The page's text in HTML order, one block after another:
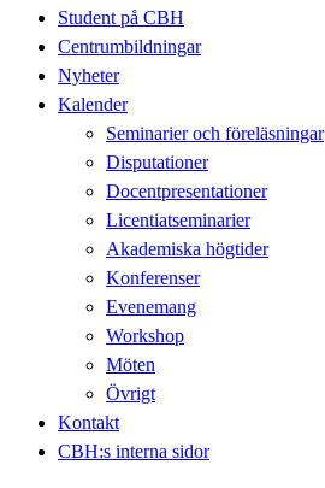
Student på CBH
Centrumbildningar
Nyheter
Kalender
Seminarier och föreläsningar
Disputationer
Docentpresentationer
Licentiatseminarier
Akademiska högtider
Konferenser
Evenemang
Workshop
Möten
Övrigt
Kontakt
CBH:s interna sidor